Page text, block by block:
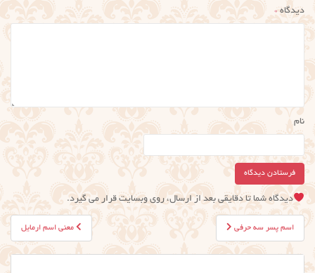
دیدگاه*
نام
دیدگاه شما تا دقایقی بعد از ارسال، روی وبسایت قرار می گیرد.
راهبری
نوشته
معنی اسم ارمایل اسم پسر سه حرفی